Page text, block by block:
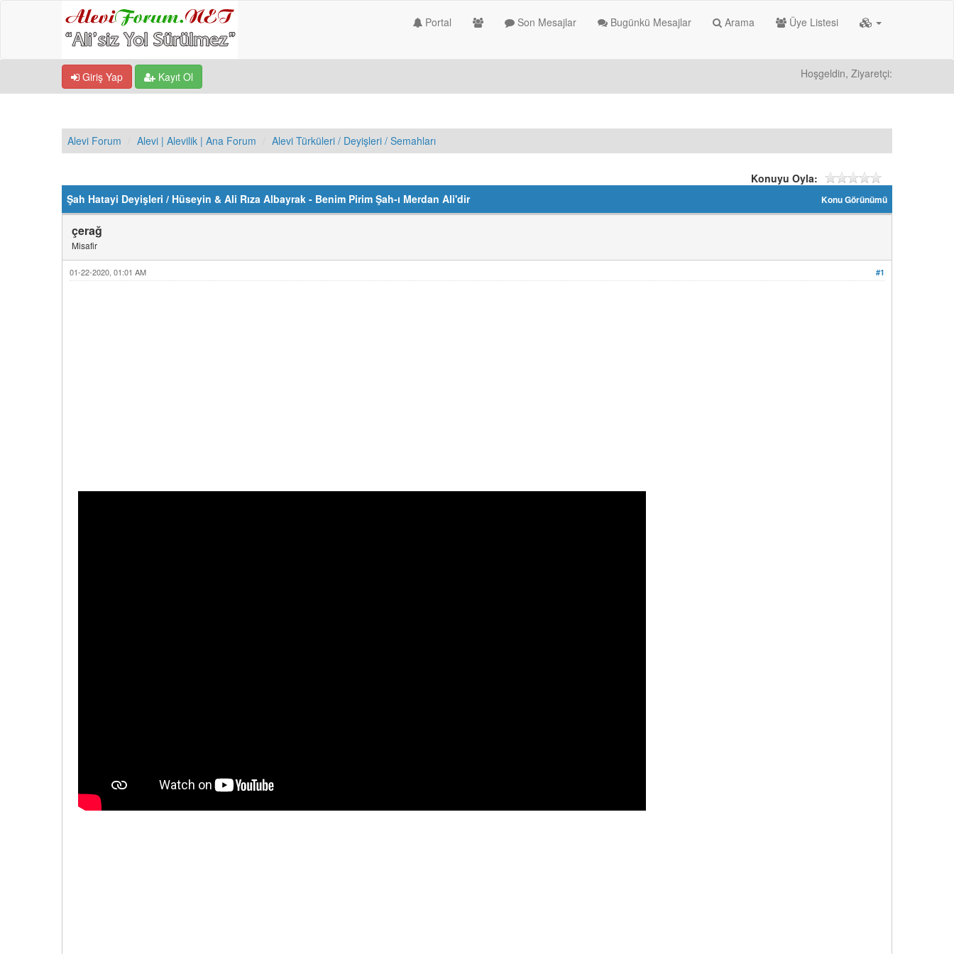
Portal Son Mesajlar Bugünkü Mesajlar Arama Üye Listesi
Giriş Yap Kayıt Ol Hoşgeldin, Ziyaretçi:
Alevi Forum Alevi | Alevilik | Ana Forum Alevi Türküleri / Deyişleri / Semahları
Konuyu Oyla:
Konu Görünümü
Şah Hatayi Deyişleri / Hüseyin & Ali Rıza Albayrak - Benim Pirim Şah-ı Merdan Ali'dir
çerağ
Misafir
#1
01-22-2020, 01:01 AM